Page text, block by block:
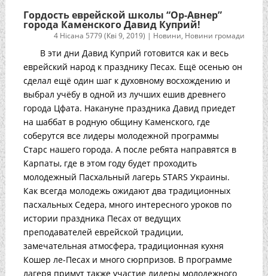
Гордость еврейской школы “Ор-Авнер”
города Каменского Давид Куприй!
4 Нісана 5779 (Кві 9, 2019) | Новини, Новини громади
В эти дни Давид Куприй готовится как и весь
еврейский народ к празднику Песах. Ещё осенью он
сделал ещё один шаг к духовному восхождению и
выбрал учёбу в одной из лучших ешив древнего
города Цфата. Накануне праздника Давид приедет
на шаббат в родную общину Каменского, где
соберутся все лидеры молодежной программы
Старс нашего города. А после ребята направятся в
Карпаты, где в этом году будет проходить
молодежный Пасхальный лагерь STARS Украины.
Как всегда молодежь ожидают два традиционных
пасхальных Седера, много интересного уроков по
истории праздника Песах от ведущих
преподавателей еврейской традиции,
замечательная атмосфера, традиционная кухня
Кошер ле-Песах и много сюрпризов. В программе
лагеря примут также участие лидеры молодежного